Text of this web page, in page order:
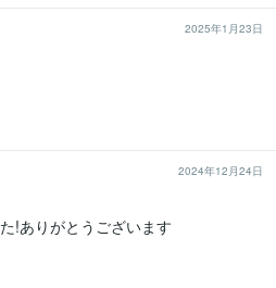
2025年1月23日
2024年12月24日
!ありがとうございます